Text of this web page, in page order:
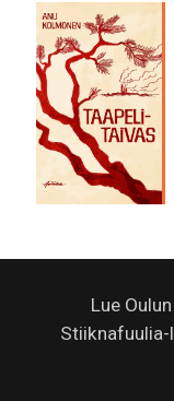
Lue
Stiiknafuulia-